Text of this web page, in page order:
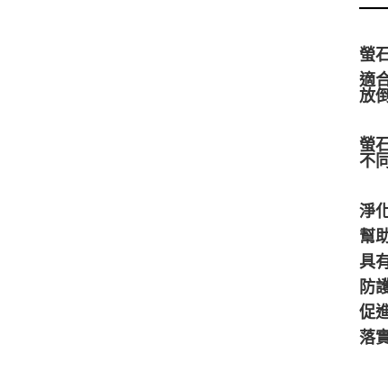
螢
適
放
螢
不
淨
幫
具
防
促
落